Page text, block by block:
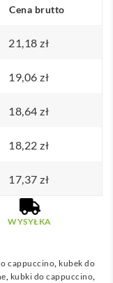
Cena brutto
21,18 zł
19,06 zł
18,64 zł
18,22 zł
17,37 zł
WYSYŁKA
cappuccino, kubek do
, kubki do cappuccino,